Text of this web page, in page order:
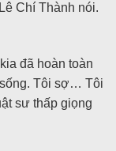
Chí Thành nói.
đã hoàn toàn
Tôi sợ… Tôi
sư thấp giọng